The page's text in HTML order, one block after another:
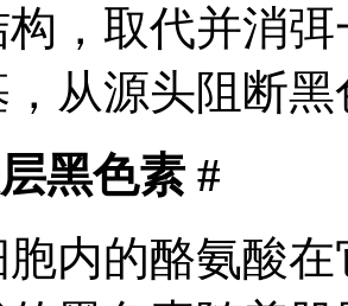
构，取代并消
从源头阻断
黑色素 #
内的酪氨酸